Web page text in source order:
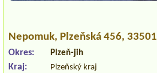
Nepomuk, Plzeňská 456, 33501
Okres: Plzeň-jih
Kraj: Plzeňský kraj